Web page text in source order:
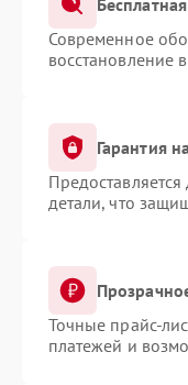
Современное
восстановление
Гарантия
детали, что
Точные прайс-
платежей и